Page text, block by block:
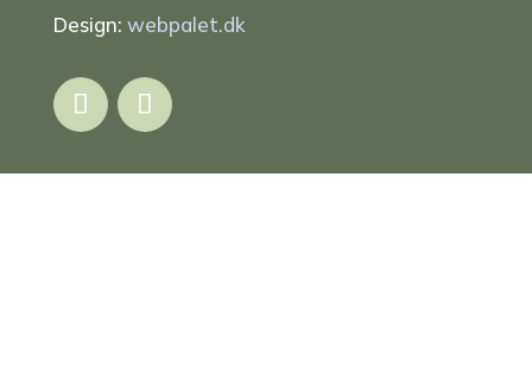
Design: webpalet.dk